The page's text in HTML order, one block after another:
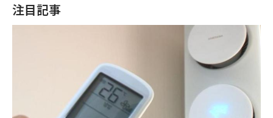
注目記事